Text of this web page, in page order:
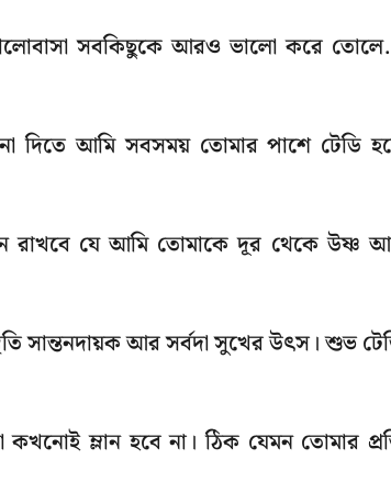
সবকিছুকে আরও ভালো করে
দিতে আমি সবসময় তোমার পাশে টেডি
রাখবে যে আমি তোমাকে দূর থেকে উষ্ণ
সান্তনদায়ক আর সর্বদা সুখের উৎস। শুভ
ম্লান হবে না। ঠিক যেমন তোমার